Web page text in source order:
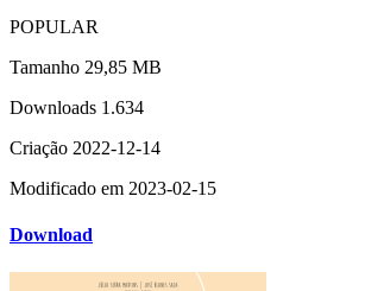
POPULAR
Tamanho 29,85 MB
Downloads 1.634
Criação 2022-12-14
Modificado em 2023-02-15
Download